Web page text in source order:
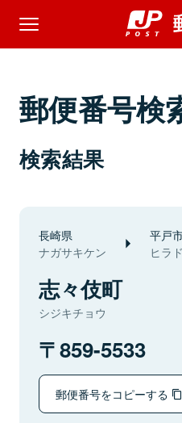
郵便番号検
検索結果
長崎県
ナガサキケン
平戸
ヒラ
志々伎町
シジキチョウ
859-5533
郵便番号をコピーする